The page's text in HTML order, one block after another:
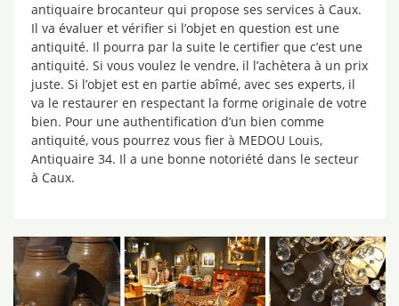
antiquaire brocanteur qui propose ses services à Caux.
Il va évaluer et vérifier si l’objet en question est une
antiquité. Il pourra par la suite le certifier que c’est une
antiquité. Si vous voulez le vendre, il l’achètera à un prix
juste. Si l’objet est en partie abîmé, avec ses experts, il
va le restaurer en respectant la forme originale de votre
bien. Pour une authentification d’un bien comme
antiquité, vous pourrez vous fier à MEDOU Louis,
Antiquaire 34. Il a une bonne notoriété dans le secteur
à Caux.